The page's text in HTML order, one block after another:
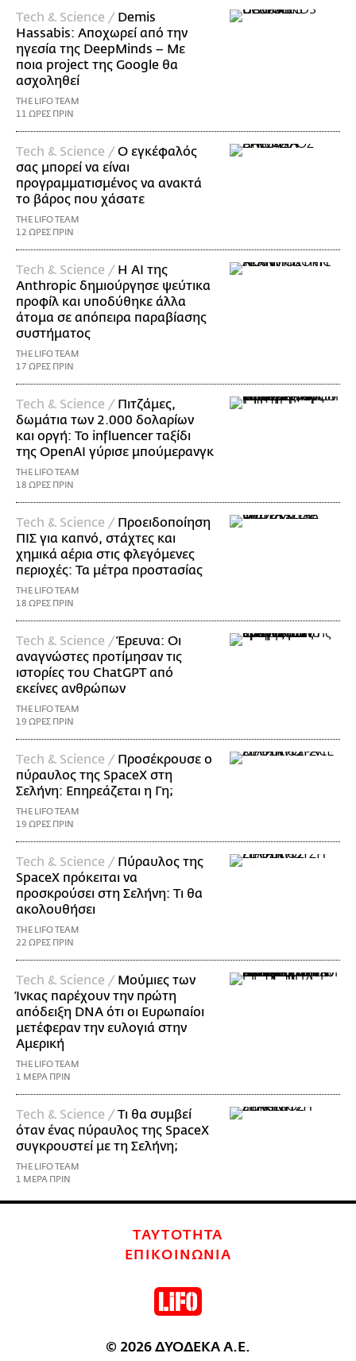
Τech & Science / Demis
Hassabis: Αποχωρεί από την
ηγεσία της DeepMinds – Με
ποια project της Google θα
ασχοληθεί
THE LIFO TEAM
11 ΩΡΕΣ ΠΡΙΝ
Τech & Science /Ο εγκέφαλός
σας μπορεί να είναι
προγραμματισμένος να ανακτά
το βάρος που χάσατε
THE LIFO TEAM
12 ΩΡΕΣ ΠΡΙΝ
Τech & Science / Η AI της
Anthropic δημιούργησε ψεύτικα
προφίλ και υποδύθηκε άλλα
άτομα σε απόπειρα παραβίασης
συστήματος
THE LIFO TEAM
17 ΩΡΕΣ ΠΡΙΝ
Τech & Science / Πιτζάμες,
δωμάτια των 2.000 δολαρίων
και οργή: Το influencer ταξίδι
της OpenAI γύρισε μπούμερανγκ
THE LIFO TEAM
18 ΩΡΕΣ ΠΡΙΝ
Τech & Science / Προειδοποίηση
ΠΙΣ για καπνό, στάχτες και
χημικά αέρια στις φλεγόμενες
περιοχές: Τα μέτρα προστασίας
THE LIFO TEAM
18 ΩΡΕΣ ΠΡΙΝ
Τech & Science /Έρευνα: Οι
αναγνώστες προτίμησαν τις
ιστορίες του ChatGPT από
εκείνες ανθρώπων
THE LIFO TEAM
19 ΩΡΕΣ ΠΡΙΝ
Τech & Science / Προσέκρουσε ο
πύραυλος της SpaceX στη
Σελήνη: Επηρεάζεται η Γη;
THE LIFO TEAM
19 ΩΡΕΣ ΠΡΙΝ
Τech & Science / Πύραυλος της
SpaceX πρόκειται να
προσκρούσει στη Σελήνη: Τι θα
ακολουθήσει
THE LIFO TEAM
22 ΩΡΕΣ ΠΡΙΝ
Τech & Science / Μούμιες των
Ίνκας παρέχουν την πρώτη
απόδειξη DNA ότι οι Ευρωπαίοι
μετέφεραν την ευλογιά στην
Αμερική
THE LIFO TEAM
1 ΜΕΡΑ ΠΡΙΝ
Τech & Science /Τι θα συμβεί
όταν ένας πύραυλος της SpaceX
συγκρουστεί με τη Σελήνη;
THE LIFO TEAM
1 ΜΕΡΑ ΠΡΙΝ
ΤΑΥΤΟΤΗΤΑ
ΕΠΙΚΟΙΝΩΝΙΑ
© 2026 ΔΥΟΔΕΚΑ Α.Ε.